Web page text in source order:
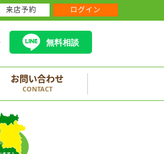
無料相談
お問い合わせ
CONTACT
来店予約 ログイン